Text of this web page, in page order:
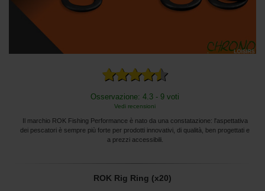
Osservazione: 4.3 - 9 voti
Vedi recensioni
Il marchio ROK Fishing Performance è nato da una constatazione: l'aspettativa
dei pescatori è sempre più forte per prodotti innovativi, di qualità, ben progettati e
a prezzi accessibili.
ROK Rig Ring (x20)